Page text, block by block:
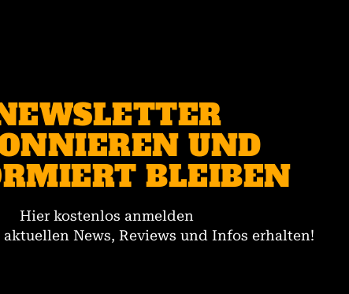
UND
BLEIBEN
Hier kostenlos anmelden
News, Reviews und Infos erhalten!